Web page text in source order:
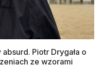
Piotr Drygała o
ze wzorami